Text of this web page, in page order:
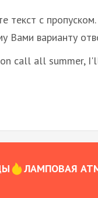
текст с
Вами варианту
call all summer,
ЛАМПОВАЯ